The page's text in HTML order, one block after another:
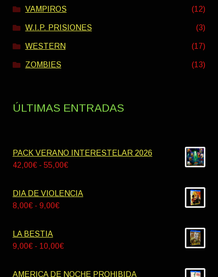
VAMPIROS (12)
W.I.P. PRISIONES (3)
WESTERN (17)
ZOMBIES (13)
ÚLTIMAS ENTRADAS
PACK VERANO INTERESTELAR 2026
42,00€ - 55,00€Rango
precios:
DIA DE VIOLENCIA
8,00€ - 9,00€Rango
desde
LA BESTIA
9,00€ - 10,00€Rango
precios:
AMERICA DE NOCHE PROHIBIDA